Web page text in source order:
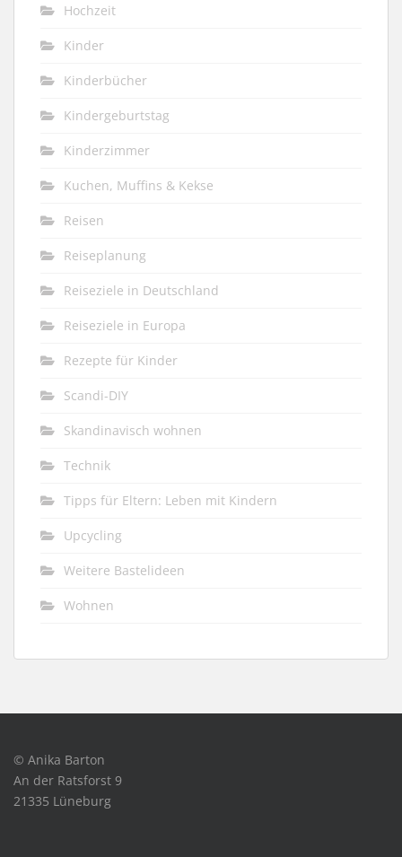
Hochzeit
Kinder
Kinderbücher
Kindergeburtstag
Kinderzimmer
Kuchen, Muffins & Kekse
Reisen
Reiseplanung
Reiseziele in Deutschland
Reiseziele in Europa
Rezepte für Kinder
Scandi-DIY
Skandinavisch wohnen
Technik
Tipps für Eltern: Leben mit Kindern
Upcycling
Weitere Bastelideen
Wohnen
© Anika Barton
An der Ratsforst 9
21335 Lüneburg